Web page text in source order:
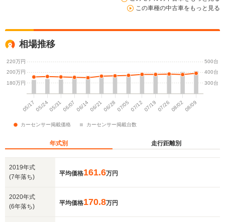
この車種の中古車をもっと見る
相場推移
年式別 走行距離別
2019年式
(7年落ち)
平均価格161.6万円
2020年式
(6年落ち)
平均価格170.8万円